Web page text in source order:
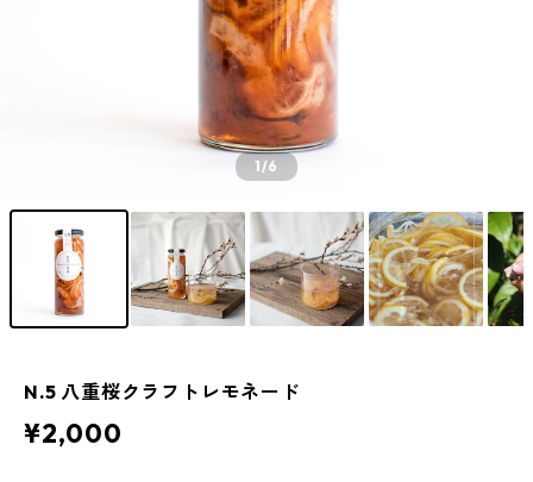
1/6
N.5 八重桜クラフトレモネード
¥2,000